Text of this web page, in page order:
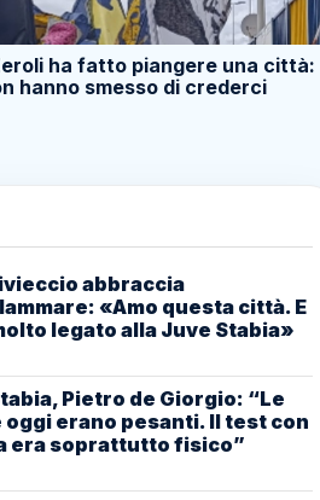
ha fatto piangere una città:
hanno smesso di crederci
abbraccia
«Amo questa città. E
legato alla Juve Stabia»
Pietro de Giorgio: “Le
oggi erano pesanti. Il test con
era soprattutto fisico”